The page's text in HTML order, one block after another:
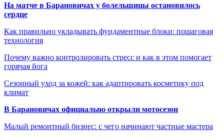
На матче в Барановичах у болельщицы остановилось
сердце
Как правильно укладывать фундаментные блоки: пошаговая
технология
Почему важно контролировать стресс и как в этом помогает
горячая йога
Сезонный уход за кожей: как адаптировать косметику под
климат
В Барановичах официально открыли мотосезон
Малый ремонтный бизнес: с чего начинают частные мастера